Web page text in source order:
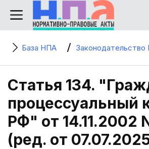
База НПА
Статья 134.
процессуальный
РФ" от 14.11.2002
(ред. от